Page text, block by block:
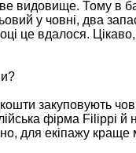
видовище. Тому в
у човні, два
це вдалося.
закуповують
фірма Filippi
для екіпажу